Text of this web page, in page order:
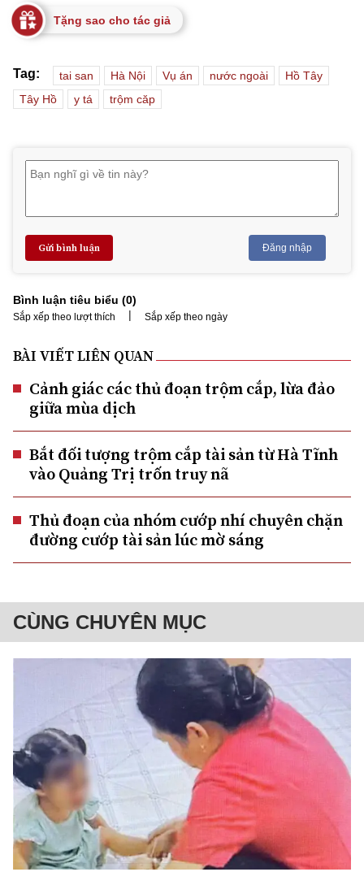
Tặng sao cho tác giả
Tag: tai san Hà Nội Vụ án nước ngoài
Hồ Tây
Tây Hồ
y tá trộm căp
Gửi bình luận Đăng nhập
Bình luận tiêu biểu (0)
Sắp xếp theo lượt thích | Sắp xếp theo ngày
BÀI VIẾT LIÊN QUAN
Cảnh giác các thủ đoạn trộm cắp, lừa đảo
giữa mùa dịch
Bắt đối tượng trộm cắp tài sản từ Hà Tĩnh
vào Quảng Trị trốn truy nã
Thủ đoạn của nhóm cướp nhí chuyên chặn
đường cướp tài sản lúc mờ sáng
CÙNG CHUYÊN MỤC